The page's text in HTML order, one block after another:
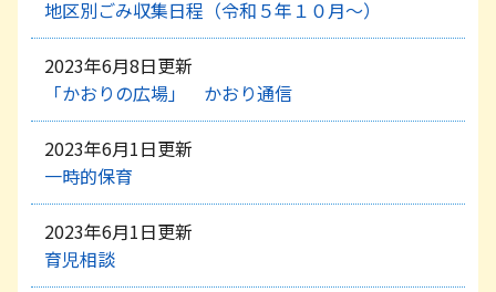
地区別ごみ収集日程（令和５年１０月～）
2023年6月8日更新
「かおりの広場」 かおり通信
2023年6月1日更新
一時的保育
2023年6月1日更新
育児相談